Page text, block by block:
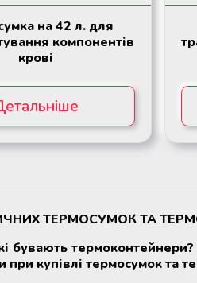
на 42 л. для
компонентів
крові
ТЕРМОСУМОК ТА
бувають
купівлі термосумок та